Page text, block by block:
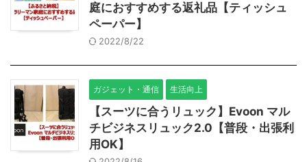
庭におすすめする返礼品【ティッシュ
ペーパー】
2022/8/22
ガジェット・通信 生活向上
【スーツに合うリュック】Evoon マル
チビジネスリュック2.0【普段・出張利
用OK】